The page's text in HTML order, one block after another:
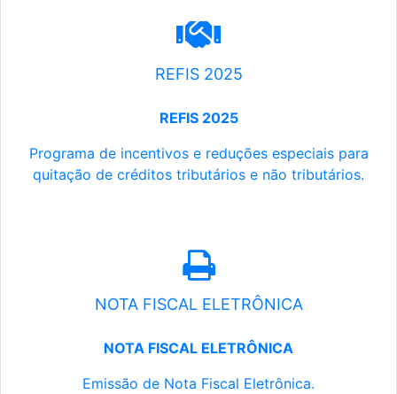
REFIS 2025
REFIS 2025
Programa de incentivos e reduções especiais para
quitação de créditos tributários e não tributários.
NOTA FISCAL ELETRÔNICA
NOTA FISCAL ELETRÔNICA
Emissão de Nota Fiscal Eletrônica.